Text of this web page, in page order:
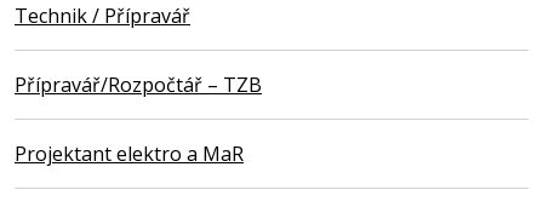
Technik / Přípravář
Přípravář/Rozpočtář – TZB
Projektant elektro a MaR